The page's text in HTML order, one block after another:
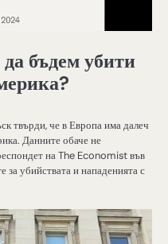
бъдем убити
твърди, че в Европа има далеч
Данните обаче не
на The Economist във
за убийствата и нападенията с